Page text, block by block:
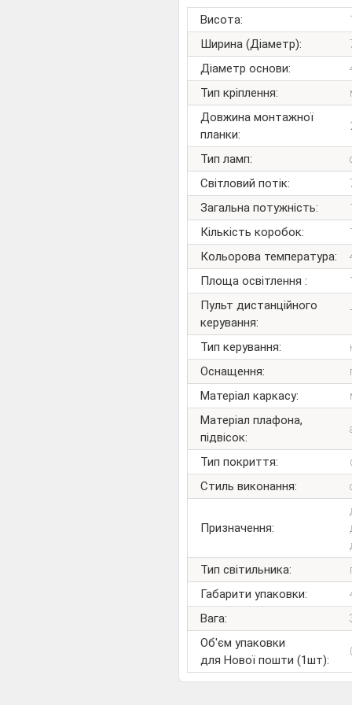
Висота:
Ширина (Діаметр):
Діаметр основи:
Тип кріплення:
Довжина монтажної
планки:
Тип ламп:
Світловий потік:
Загальна потужність:
Кількість коробок:
Кольорова температура:
Площа освітлення :
Пульт дистанційного
керування:
Тип керування:
Оснащення:
Матеріал каркасу:
Матеріал плафона,
підвісок:
Тип покриття:
Стиль виконання:
Призначення:
Тип світильника:
Габарити упаковки:
Вага:
Об'єм упаковки
для Нової пошти (1шт):